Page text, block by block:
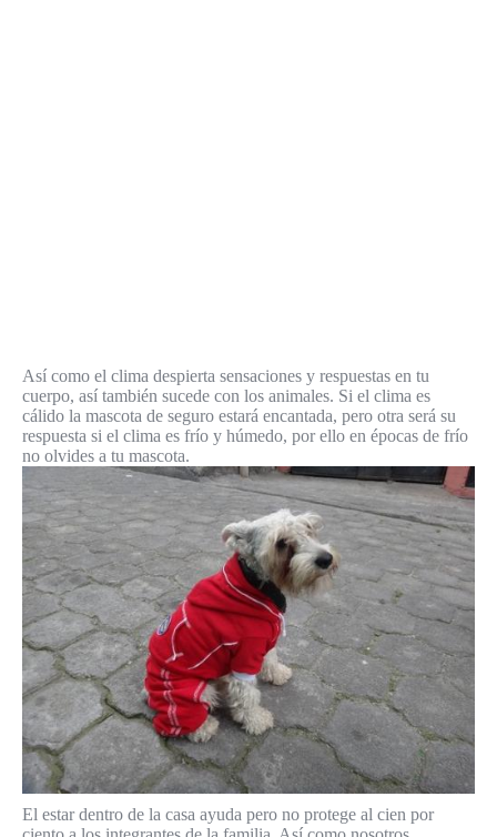
Así como el clima despierta sensaciones y respuestas en tu
cuerpo, así también sucede con los animales. Si el clima es
cálido la mascota de seguro estará encantada, pero otra será su
respuesta si el clima es frío y húmedo, por ello en épocas de frío
no olvides a tu mascota.
El estar dentro de la casa ayuda pero no protege al cien por